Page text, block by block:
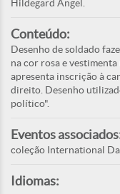
Hildegard Angel.
Conteúdo:
Desenho de soldado
na cor rosa e
apresenta inscrição à
direito. Desenho
político".
Eventos
coleção International
Idiomas: